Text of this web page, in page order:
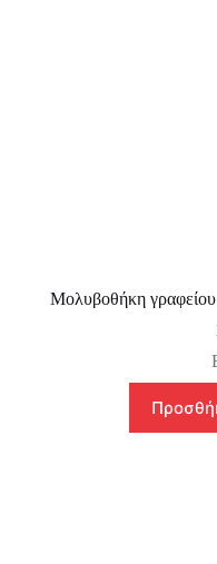
Μολυβοθήκη γραφείου